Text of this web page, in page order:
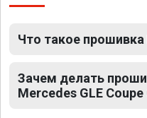
Что такое прошивка
Зачем делать
Mercedes GLE Coupe